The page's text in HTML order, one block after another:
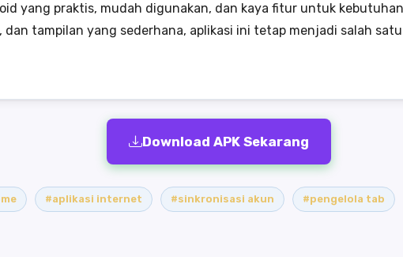
yang praktis, mudah digunakan, dan kaya fitur untuk
dan tampilan yang sederhana, aplikasi ini tetap menjadi salah
Download APK Sekarang
#aplikasi internet #sinkronisasi akun #pengelola tab